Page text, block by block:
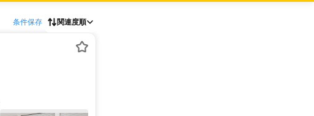
条件保存 関連度順